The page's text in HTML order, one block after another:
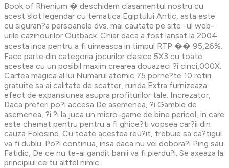
Book of Rhenium � deschidem clasamentul nostru cu
acest slot legendar cu tematica Egiptului Antic, asta este
cu siguran?a persoanele dvs. mai cautate pe site -ul web-
urile cazinourilor Outback. Chiar daca a fost lansat la 2004
acesta inca pentru a fi uimeasca in timpul RTP �� 95,26%.
Face parte din categoria jocurilor clasice 5X3 cu toate
acestea cu un posibil maxim crearea douazeci ?i cinci,000X.
Cartea magica al lui Numarul atomic 75 porne?te 10 rotiri
gratuite sa ai calitate de scatter, runda Extra furnizeaza
efect de expansiunea asupra profiturilor tale. Increzator,
Daca preferi po?i accesa De asemenea, ?i Gamble de
asemenea, ?i ?i la juca un micro-game de bine pericol, in care
este chemat pentru pentru a fi ghice?ti vopsea car?ii din
cauza Folosind. Cu toate acestea reu?it, trebuie sa ca?tigul
va fi dublu. Po?i continua, insa daca nu vei dobora?i Ping sau
Fatidic, De ce nu te-ai gandit banii va fi pierdu?i. Se axeaza la
principiul ce tu altfel nimic.